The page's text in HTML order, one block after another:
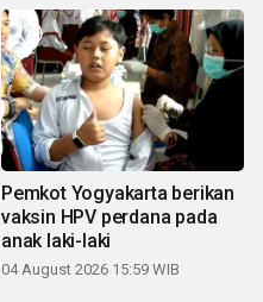
Pemkot Yogyakarta berikan
vaksin HPV perdana pada
anak laki-laki
04 August 2026 15:59 WIB